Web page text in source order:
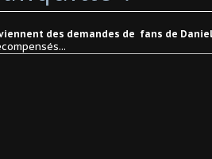
des demandes de fans de